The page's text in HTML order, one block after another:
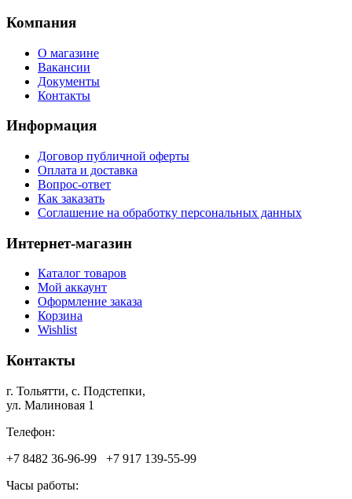
Компания
О магазине
Вакансии
Документы
Контакты
Информация
Договор публичной оферты
Оплата и доставка
Вопрос-ответ
Как заказать
Соглашение на обработку персональных данных
Интернет-магазин
Каталог товаров
Мой аккаунт
Оформление заказа
Корзина
Wishlist
Контакты
г. Тольятти, c. Подстепки,
ул. Малиновая 1
Телефон:
+7 8482 36‑96-99 +7 917 139‑55-99
Часы работы: